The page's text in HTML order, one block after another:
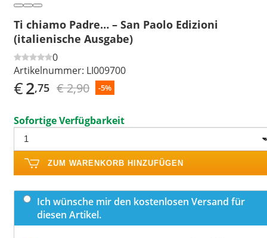
Ti chiamo Padre… – San Paolo Edizioni
(italienische Ausgabe)
0
Artikelnummer: LI009700
€2,75 € 2,90 -5%
Sofortige Verfügbarkeit
ZUM WARENKORB HINZUFÜGEN
Ich wünsche mir den kostenlosen Versand für
diesen Artikel.